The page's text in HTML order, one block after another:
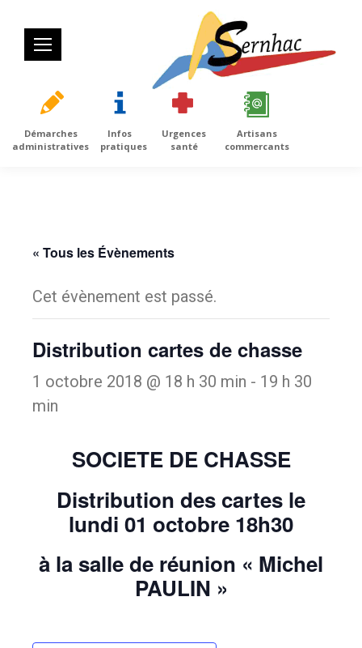
Démarches
administratives
Infos
pratiques
Urgences
santé
Artisans
commercants
« Tous les Évènements
Cet évènement est passé.
Distribution cartes de chasse
1 octobre 2018 @ 18 h 30 min - 19 h 30
min
SOCIETE DE CHASSE
Distribution des cartes le
lundi 01 octobre 18h30
à la salle de réunion « Michel
PAULIN »